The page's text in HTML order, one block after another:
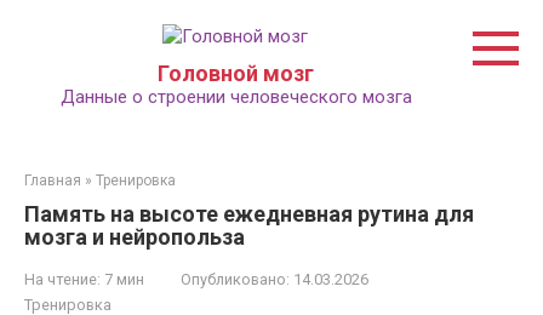
Головной мозг
Данные о строении человеческого мозга
Главная » Тренировка
Память на высоте ежедневная рутина для
мозга и нейропольза
На чтение: 7 мин Опубликовано: 14.03.2026
Тренировка